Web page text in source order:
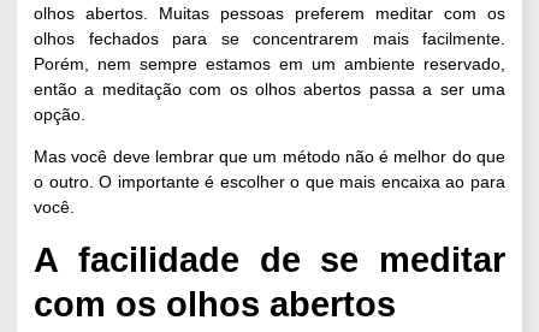
olhos abertos. Muitas pessoas preferem meditar com os
olhos fechados para se concentrarem mais facilmente.
Porém, nem sempre estamos em um ambiente reservado,
então a meditação com os olhos abertos passa a ser uma
opção.
Mas você deve lembrar que um método não é melhor do que
o outro. O importante é escolher o que mais encaixa ao para
você.
A facilidade de se meditar
com os olhos abertos